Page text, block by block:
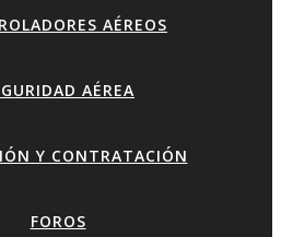
AÉREOS
AÉREA
Y CONTRATACIÓN
FOROS